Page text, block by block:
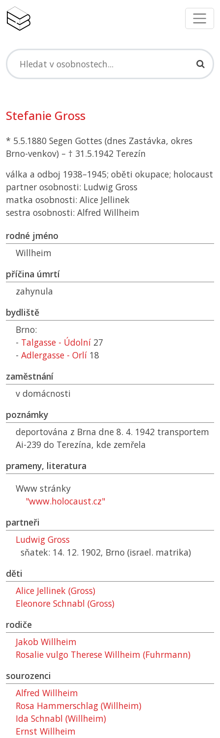
Stefanie Gross
* 5.5.1880 Segen Gottes (dnes Zastávka, okres
Brno-venkov) – † 31.5.1942 Terezín
válka a odboj 1938–1945; oběti okupace; holocaust
partner osobnosti: Ludwig Gross
matka osobnosti: Alice Jellinek
sestra osobnosti: Alfred Willheim
rodné jméno
Willheim
příčina úmrtí
zahynula
bydliště
Brno:
- Talgasse - Údolní 27
- Adlergasse - Orlí 18
zaměstnání
v domácnosti
poznámky
deportována z Brna dne 8. 4. 1942 transportem
Ai-239 do Terezína, kde zemřela
prameny, literatura
Www stránky
"www.holocaust.cz"
partneři
Ludwig Gross
sňatek: 14. 12. 1902, Brno (israel. matrika)
děti
Alice Jellinek (Gross)
Eleonore Schnabl (Gross)
rodiče
Jakob Willheim
Rosalie vulgo Therese Willheim (Fuhrmann)
sourozenci
Alfred Willheim
Rosa Hammerschlag (Willheim)
Ida Schnabl (Willheim)
Ernst Willheim